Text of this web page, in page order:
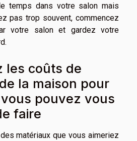
temps dans votre salon mais
pas trop souvent, commencez
votre salon et gardez votre
les coûts de
la maison pour
pouvez vous
faire
matériaux que vous aimeriez